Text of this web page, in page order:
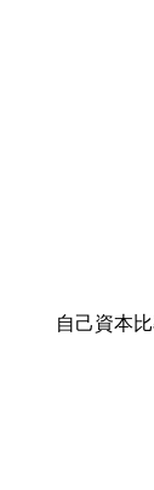
自己資本